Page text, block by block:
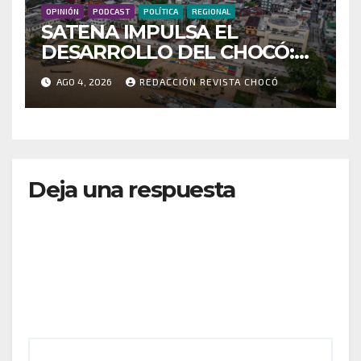
OPINIÓN PODCAST POLÍTICA REGIONAL
SATENA IMPULSA EL
DESARROLLO DEL CHOCÓ:
MÁS DE 35 MIL PASAJEROS
MOVILIZADOS Y NUEVAS
RUTAS FORTALECEN LA
AGO 4, 2026 REDACCIÓN REVISTA CHOCÓ
Deja una respuesta